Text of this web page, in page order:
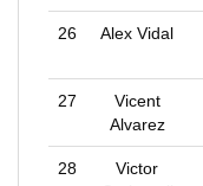
26 Alex Vidal
27
Vicent
Alvarez
28
Victor